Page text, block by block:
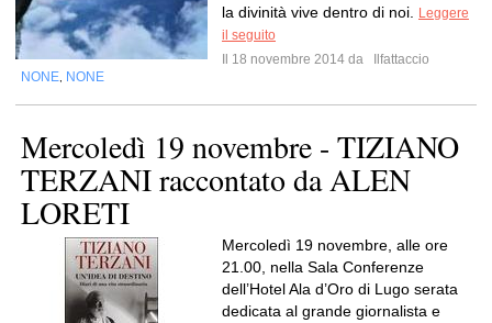
la divinità vive dentro di noi.
Leggere
il seguito
Il 18 novembre 2014 da
Ilfattaccio
NONE NONE
Mercoledì 19 novembre - TIZIANO
TERZANI raccontato da ALEN
LORETI
Mercoledì 19 novembre, alle ore
21.00, nella Sala Conferenze
dell’Hotel Ala d’Oro di Lugo serata
dedicata al grande giornalista e